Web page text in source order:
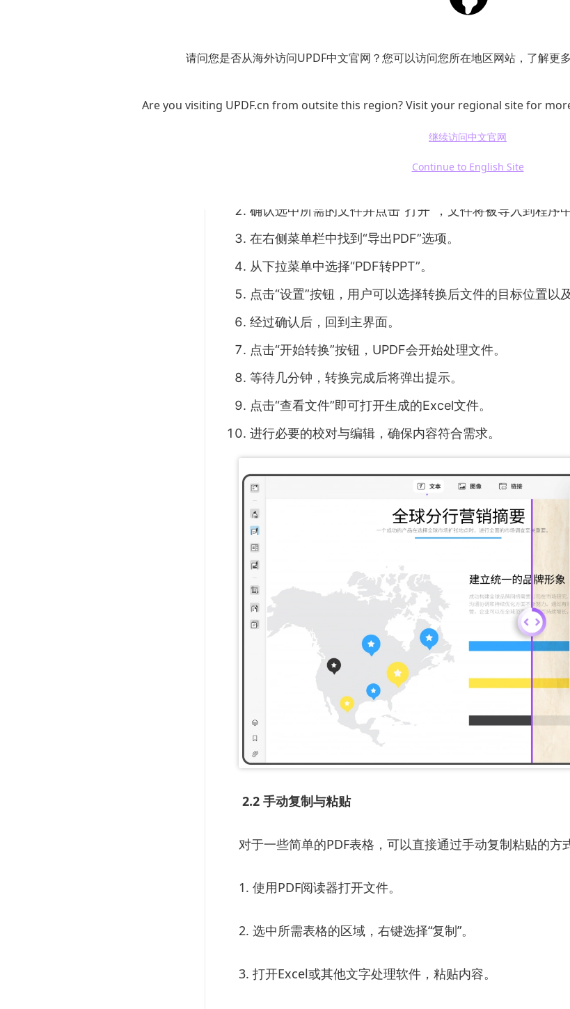
请问您是否从海外访问UPDF中文官网？您可以访问您所在地区网站，了解更
Are you visiting UPDF.cn from outsite this region? Visit your regional site for
继续访问中文官网
Continue to English Site
和高效的处理能力，使得它在用户中颇受欢迎。
确认选中所需的文件并点击“打开”，文件将被导入到程序中
在右侧菜单栏中找到“导出PDF”选项。
从下拉菜单中选择“PDF转PPT”。
点击“设置”按钮，用户可以选择转换后文件的目标位置以
经过确认后，回到主界面。
点击“开始转换”按钮，UPDF会开始处理文件。
等待几分钟，转换完成后将弹出提示。
点击“查看文件”即可打开生成的Excel文件。
进行必要的校对与编辑，确保内容符合需求。
2.2 手动复制与粘贴
对于一些简单的PDF表格，可以直接通过手动复制粘贴的方
1. 使用PDF阅读器打开文件。
2. 选中所需表格的区域，右键选择“复制”。
3. 打开Excel或其他文字处理软件，粘贴内容。